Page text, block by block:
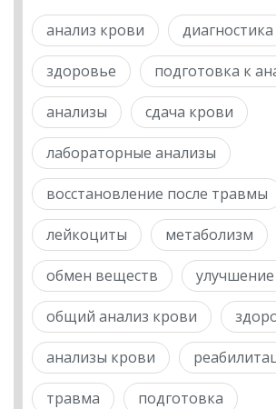
анализ крови диагностика
здоровье подготовка к
анализы сдача крови
лабораторные анализы
восстановление после травмы
лейкоциты метаболизм
обмен веществ
общий анализ крови
анализы крови
травма подготовка